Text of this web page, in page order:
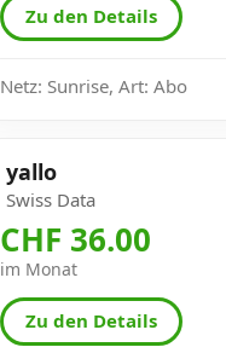
Zu den Details
Netz: Sunrise, Art: Abo
yallo
Swiss Data
CHF 36.00
im Monat
Zu den Details